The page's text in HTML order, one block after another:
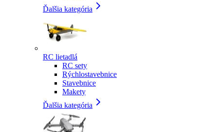
Ďalšia kategória
RC lietadlá
RC sety
Rýchlostavebnice
Stavebnice
Makety
Ďalšia kategória